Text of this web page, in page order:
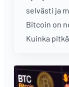
selvästi ja
Bitcoin on
Kuinka